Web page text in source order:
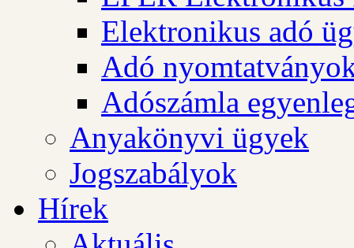
Elektronikus adó
Adó
Adószámla
Anyakönyvi ügyek
Jogszabályok
Hírek